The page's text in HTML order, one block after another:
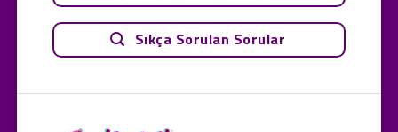
Sıkça Sorulan Sorular